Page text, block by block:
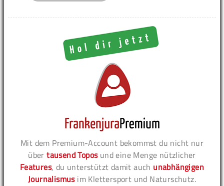
Mit dem Premium-Account bekommst du nicht nur
übertausend Toposund eine Menge nützlicher
Features, du unterstützt damit auch unabhängigen
Journalismusim Klettersport und Naturschutz.